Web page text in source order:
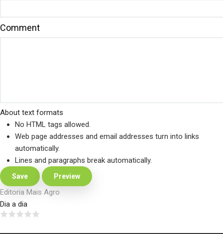
Comment
About text formats
No HTML tags allowed.
Web page addresses and email addresses turn into links
automatically.
Lines and paragraphs break automatically.
Editoria Mais Agro
Dia a dia